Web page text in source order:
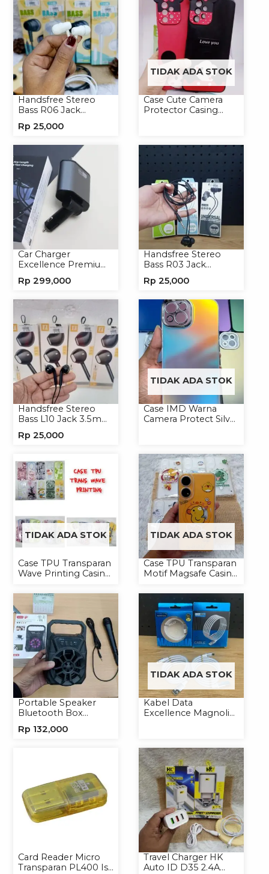
Handsfree Stereo
Bass R06 Jack
Headset Headphone
Rp 25,000
TIDAK ADA STOK
Case Cute Camera
Protector Casing
Car Charger
Excellence Premium
Handphone
Rp 299,000
Handsfree Stereo
Bass R03 Jack
Headset Earphone
Rp 25,000
Handsfree Stereo
Bass L10 Jack 3.5mm
Headphone
Rp 25,000
TIDAK ADA STOK
Case IMD Warna
Camera Protect Silver
TIDAK ADA STOK
Case TPU Transparan
Wave Printing Casing
TIDAK ADA STOK
Case TPU Transparan
Motif Magsafe Casing
Softcase
Portable Speaker
Bluetooth Box
Portable Wireless
Rp 132,000
TIDAK ADA STOK
Kabel Data
Excellence Magnolia
Card Reader Micro
Transparan PL400 Isi
Travel Charger HK
Auto ID D35 2.4A